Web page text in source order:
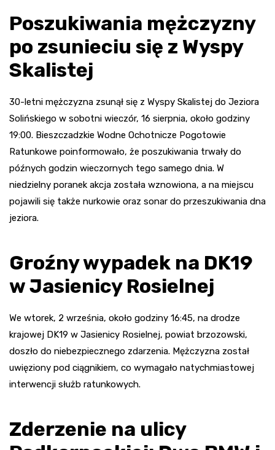
Poszukiwania mężczyzny
po zsunieciu się z Wyspy
Skalistej
30-letni mężczyzna zsunął się z Wyspy Skalistej do Jeziora
Solińskiego w sobotni wieczór, 16 sierpnia, około godziny
19:00. Bieszczadzkie Wodne Ochotnicze Pogotowie
Ratunkowe poinformowało, że poszukiwania trwały do
późnych godzin wieczornych tego samego dnia. W
niedzielny poranek akcja została wznowiona, a na miejscu
pojawili się także nurkowie oraz sonar do przeszukiwania dna
jeziora.
Groźny wypadek na DK19
w Jasienicy Rosielnej
We wtorek, 2 września, około godziny 16:45, na drodze
krajowej DK19 w Jasienicy Rosielnej, powiat brzozowski,
doszło do niebezpiecznego zdarzenia. Mężczyzna został
uwięziony pod ciągnikiem, co wymagało natychmiastowej
interwencji służb ratunkowych.
Zderzenie na ulicy